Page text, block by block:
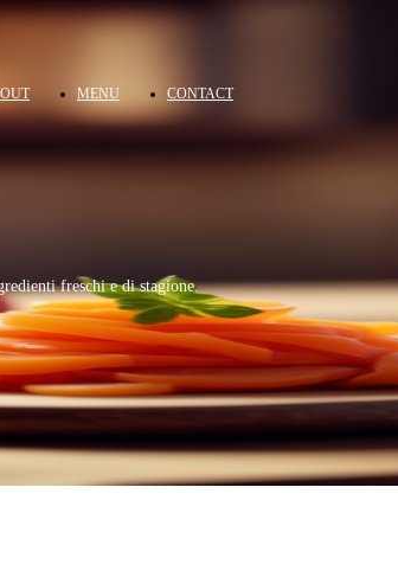
MENU CONTACT
freschi e di stagione.